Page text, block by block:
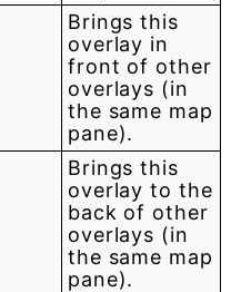
Brings this
overlay in
front of other
overlays (in
the same map
pane).
Brings this
overlay to the
back of other
overlays (in
the same map
pane).